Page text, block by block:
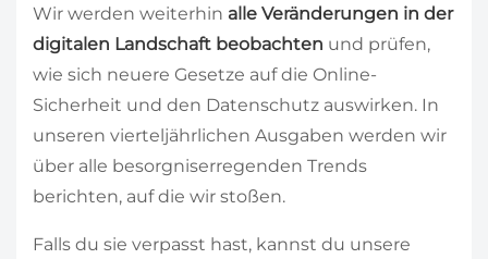
Wir werden weiterhin alle Veränderungen in der
digitalen Landschaft beobachten und prüfen,
wie sich neuere Gesetze auf die Online-
Sicherheit und den Datenschutz auswirken. In
unseren vierteljährlichen Ausgaben werden wir
über alle besorgniserregenden Trends
berichten, auf die wir stoßen.
Falls du sie verpasst hast, kannst du unsere